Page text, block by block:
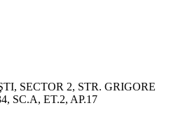
SECTOR 2, STR. GRIGORE
SC.A, ET.2, AP.17